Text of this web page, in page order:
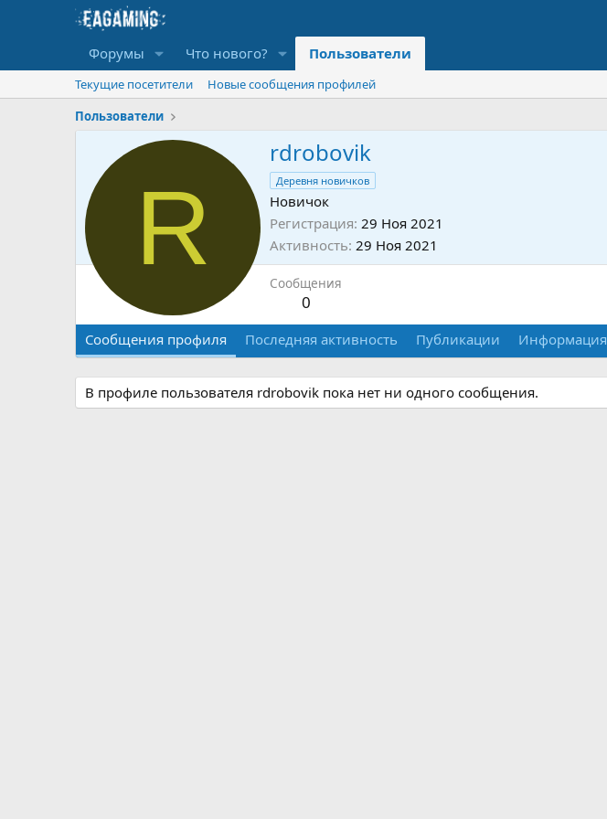
Форумы Что нового? Пользователи
Текущие посетители
Новые сообщения профилей
Пользователи
R
rdrobovik
Деревня новичков
Новичок
Регистрация 29 Ноя 2021
Активность 29 Ноя 2021
Сообщения
0
Сообщения профиля Последняя активность Публикации Информация
В профиле пользователя rdrobovik пока нет ни одного сообщения.